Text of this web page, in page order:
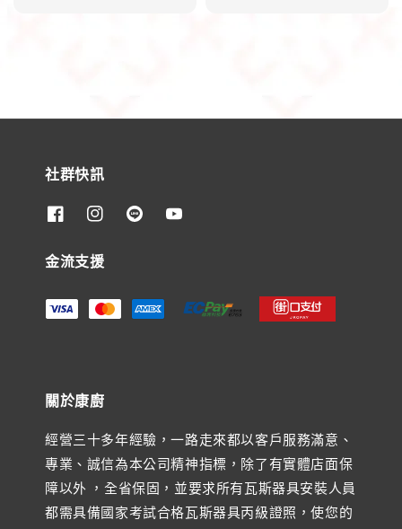
社群快訊
金流支援
關於康廚
經營三十多年經驗，一路走來都以客戶服務滿意、
專業、誠信為本公司精神指標，除了有實體店面保
障以外 ，全省保固，並要求所有瓦斯器具安裝人員
都需具備國家考試合格瓦斯器具丙級證照，使您的